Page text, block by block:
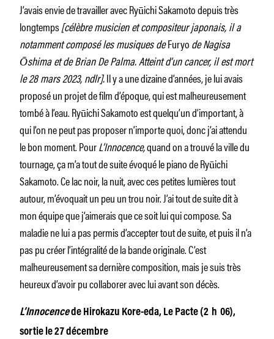
J’avais envie de travailler avec Ryūichi Sakamoto depuis très
longtemps[célèbre musicien et compositeur japonais, il a
notamment composé les musiques deFuryode Nagisa
Ōshima et de Brian De Palma. Atteint d’un cancer, il est mort
le 28 mars 2023, ndlr].Il y a une dizaine d’années, je lui avais
proposé un projet de film d’époque, qui est malheureusement
tombé à l’eau. Ryūichi Sakamoto est quelqu’un d’important, à
qui l’on ne peut pas proposer n’importe quoi, donc j’ai attendu
le bon moment. PourL’Innocence,quand on a trouvé la ville du
tournage, ça m’a tout de suite évoqué le piano de Ryūichi
Sakamoto. Ce lac noir, la nuit, avec ces petites lumières tout
autour, m’évoquait un peu un trou noir. J’ai tout de suite dit à
mon équipe que j’aimerais que ce soit lui qui compose. Sa
maladie ne lui a pas permis d’accepter tout de suite, et puis il n’a
pas pu créer l’intégralité de la bande originale. C’est
malheureusement sa dernière composition, mais je suis très
heureux d’avoir pu collaborer avec lui avant son décès.
L’Innocencede Hirokazu Kore-eda, Le Pacte (2 h 06),
sortie le 27 décembre